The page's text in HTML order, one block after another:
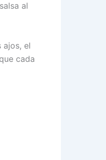
al
ajos, el
cada